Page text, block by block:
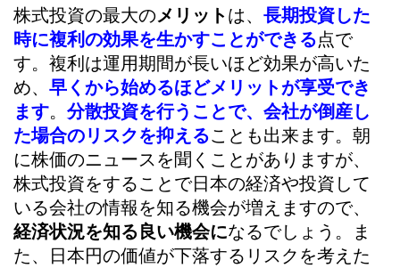
株式投資の最大のメリットは、 長期投資した
時に複利の効果を生かすことができる点で
す。複利は運用期間が長いほど効果が高いた
め、 早くから始めるほどメリットが享受でき
ます。 分散投資を行うことで、会社が倒産し
た場合のリスクを抑えることも出来ます。朝
に株価のニュースを聞くことがありますが、
株式投資をすることで日本の経済や投資して
いる会社の情報を知る機会が増えますので、
経済状況を知る良い機会になるでしょう。ま
た、日本円の価値が下落するリスクを考えた